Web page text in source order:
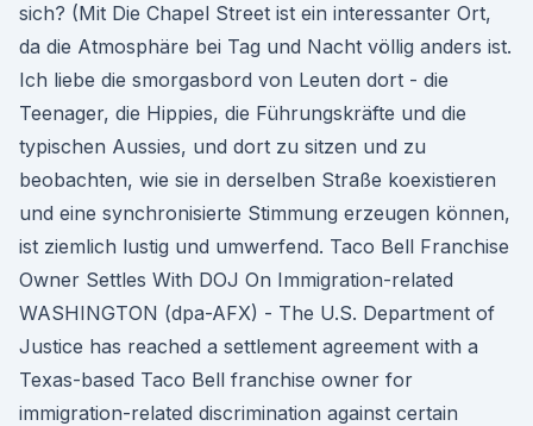
sich? (Mit Die Chapel Street ist ein interessanter Ort,
da die Atmosphäre bei Tag und Nacht völlig anders ist.
Ich liebe die smorgasbord von Leuten dort - die
Teenager, die Hippies, die Führungskräfte und die
typischen Aussies, und dort zu sitzen und zu
beobachten, wie sie in derselben Straße koexistieren
und eine synchronisierte Stimmung erzeugen können,
ist ziemlich lustig und umwerfend. Taco Bell Franchise
Owner Settles With DOJ On Immigration-related
WASHINGTON (dpa-AFX) - The U.S. Department of
Justice has reached a settlement agreement with a
Texas-based Taco Bell franchise owner for
immigration-related discrimination against certain